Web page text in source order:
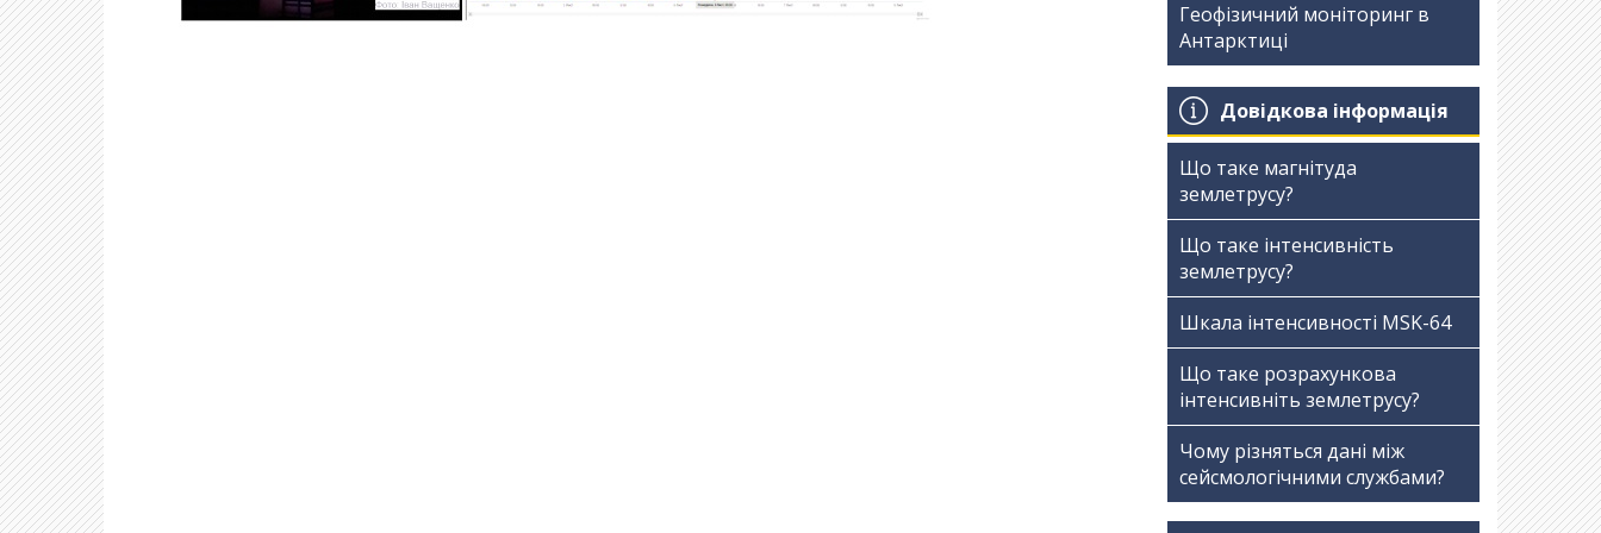
Геофізичний моніторинг в
Антарктиці
Довідкова інформація
Що таке магнітуда
землетрусу?
Що таке інтенсивність
землетрусу?
Шкала інтенсивності МSK-64
Що таке розрахункова
інтенсивніть землетрусу?
Чому різняться дані між
сейсмологічними службами?